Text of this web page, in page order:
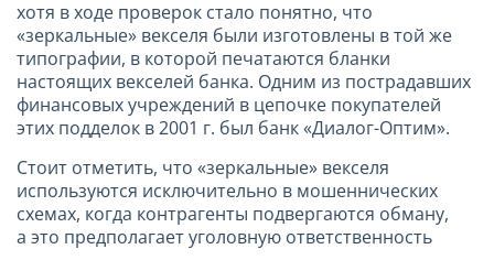
хотя в ходе проверок стало понятно, что
«зеркальные» векселя были изготовлены в той же
типографии, в которой печатаются бланки
настоящих векселей банка. Одним из пострадавших
финансовых учреждений в цепочке покупателей
этих подделок в2001 г. был банк «Диалог-Оптим».
Стоит отметить, что «зеркальные» векселя
используются исключительно в мошеннических
схемах, когда контрагенты подвергаются обману,
а это предполагает уголовную ответственность